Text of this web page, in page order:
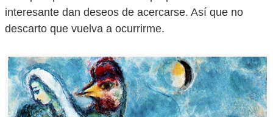
interesante dan deseos de acercarse. Así que no
descarto que vuelva a ocurrirme.